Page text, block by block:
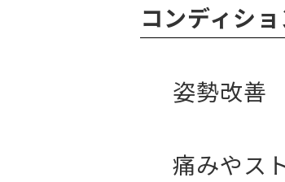
コンディシ
姿勢改善
痛みやス